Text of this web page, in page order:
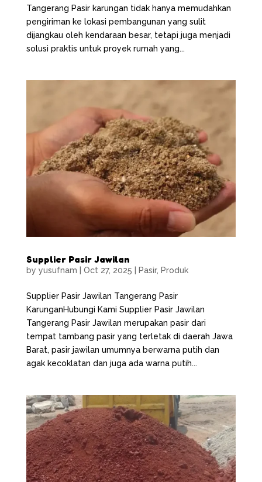
Tangerang Pasir karungan tidak hanya memudahkan
pengiriman ke lokasi pembangunan yang sulit
dijangkau oleh kendaraan besar, tetapi juga menjadi
solusi praktis untuk proyek rumah yang...
Supplier Pasir Jawilan
by yusufnam Oct 27, 2025 Pasir, Produk
Supplier Pasir Jawilan Tangerang Pasir
KarunganHubungi Kami Supplier Pasir Jawilan
Tangerang Pasir Jawilan merupakan pasir dari
tempat tambang pasir yang terletak di daerah Jawa
Barat, pasir jawilan umumnya berwarna putih dan
agak kecoklatan dan juga ada warna putih...